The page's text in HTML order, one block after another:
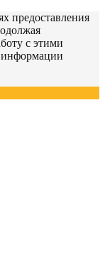
предоставления
с этими